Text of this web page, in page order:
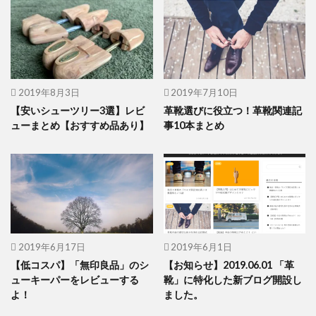
2019年8月3日
【安いシューツリー3選】レビ
ューまとめ【おすすめ品あり】
2019年7月10日
革靴選びに役立つ！革靴関連記
事10本まとめ
2019年6月17日
【低コスパ】「無印良品」のシ
ューキーパーをレビューする
よ！
2019年6月1日
【お知らせ】2019.06.01 「革
靴」に特化した新ブログ開設し
ました。